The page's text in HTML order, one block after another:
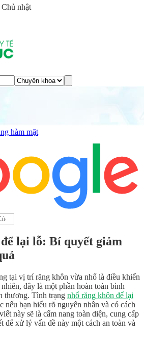
nhật
hàm mặt
lại lỗ: Bí quyết giảm
tại vị trí răng khôn vừa nhổ là điều khiến
đây là một phần hoàn toàn bình
thương. Tình trạng nhổ răng khôn để lại
nếu bạn hiểu rõ nguyên nhân và có cách
này sẽ là cẩm nang toàn diện, cung cấp
để xử lý vấn đề này một cách an toàn và